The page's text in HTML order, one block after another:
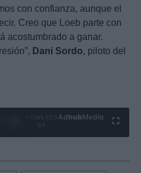
con confianza, aunque el
Creo que Loeb parte con
acostumbrado a ganar.
Dani Sordo, piloto del
Ad hubMedia